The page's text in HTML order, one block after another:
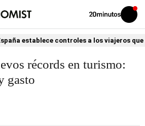
Volver
Iniciar
sesión
establece controles a los viajeros
récords en turismo:
gasto